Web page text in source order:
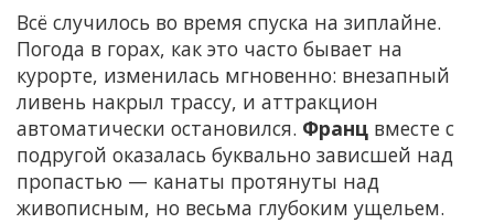
Всё случилось во время спуска на зиплайне.
Погода в горах, как это часто бывает на
курорте, изменилась мгновенно: внезапный
ливень накрыл трассу, и аттракцион
автоматически остановился. Франц вместе с
подругой оказалась буквально зависшей над
пропастью — канаты протянуты над
живописным, но весьма глубоким ущельем.